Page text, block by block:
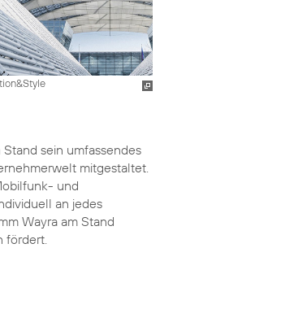
sein umfassendes
mitgestaltet.
und
an jedes
Wayra am Stand
fördert.